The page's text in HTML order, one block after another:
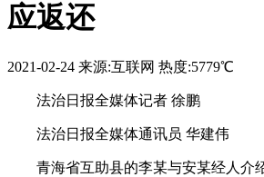
应返还
2021-02-24 来源:互联网 热度:5779℃
法治日报全媒体记者 徐鹏
法治日报全媒体通讯员 华建伟
青海省互助县的李某与安某经人介